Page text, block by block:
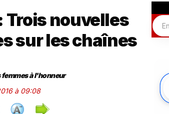
Trois nouvelles
sur les chaînes
à l'honneur
à 09:08